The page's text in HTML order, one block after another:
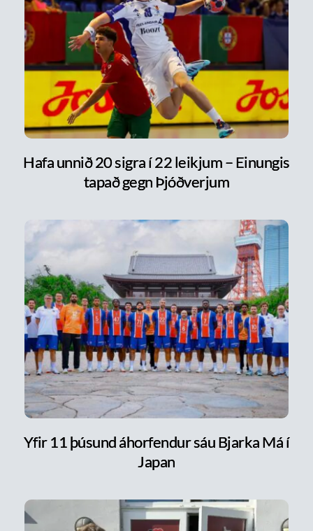
Hafa unnið 20 sigra í 22 leikjum – Einungis
tapað gegn Þjóðverjum
Yfir 11 þúsund áhorfendur sáu Bjarka Má í
Japan